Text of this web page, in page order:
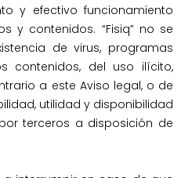
y efectivo funcionamiento
y contenidos. “Fisiq” no se
de virus, programas
contenidos, del uso ilícito,
a este Aviso legal, o de
utilidad y disponibilidad
terceros a disposición de